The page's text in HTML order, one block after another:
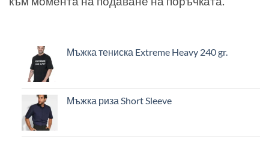
Мъжка тениска Extreme Heavy 240 gr.
Мъжка риза Short Sleeve